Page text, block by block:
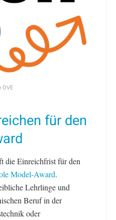
OVE
für den
die Einreichfrist für den
Model-Award.
Lehrlinge und
Beruf in der
oder